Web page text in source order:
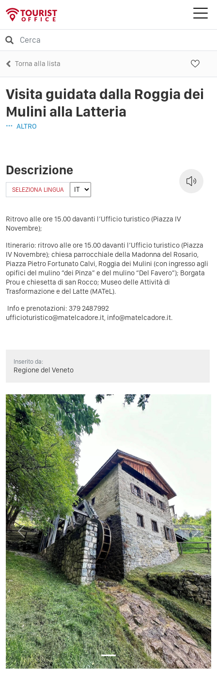
Torna alla lista
Visita guidata dalla Roggia dei
Mulini alla Latteria
ALTRO
Descrizione
SELEZIONA LINGUA
Ritrovo alle ore 15.00 davanti l’Ufficio turistico (Piazza IV
Novembre);
Itinerario: ritrovo alle ore 15.00 davanti l’Ufficio turistico (Piazza
IV Novembre); chiesa parrocchiale della Madon­na del Rosario,
Piazza Pietro Fortunato Calvi, Roggia dei Mulini (con ingresso agli
opifici del mulino “dei Pinza” e del mulino “Del Favero”); Borgata
Prou e chiesetta di san Rocco; Mu­seo delle Attività di
Trasformazione e del Lat­te (MATeL).
Info e prenotazioni: 379 2487992
ufficioturistico@matelcadore.it, info@matelcadore.it.
Inserito da:
Regione del Veneto
Previous Next